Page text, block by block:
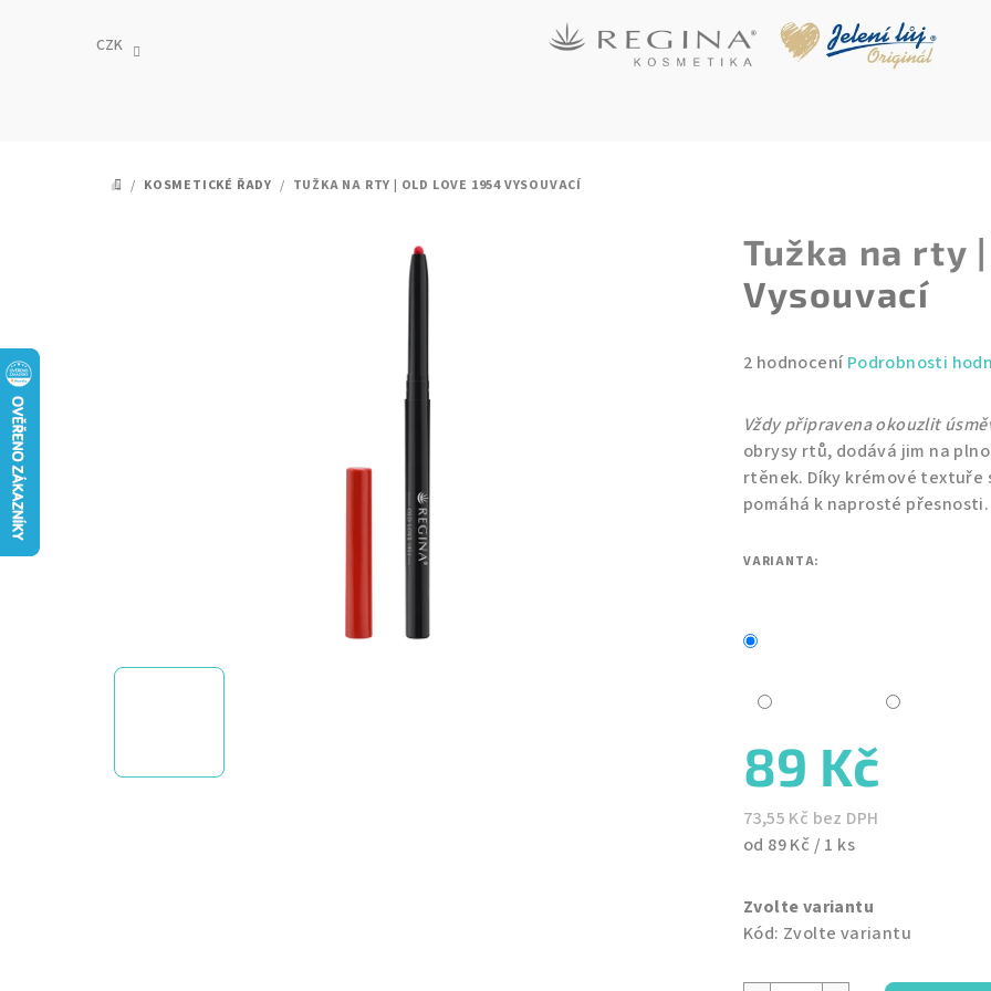
CZK
DOMŮ
/ KOSMETICKÉ ŘADY / TUŽKA NA RTY | OLD LOVE 1954VYSOUVACÍ
Tužka na rty |
Vysouvací
Průměrné
produktu
je
5,0
5
2 hodnocení Podrobnosti
Vždy připravena okouzlit
obrysy rtů, dodává jim na
rtěnek. Díky krémové
pomáhá k naprosté
VARIANTA:
89 Kč
73,55 Kč bez DPH
Měrná
od 89 Kč / 1 ks
Zvolte variantu
Kód: Zvolte variantu